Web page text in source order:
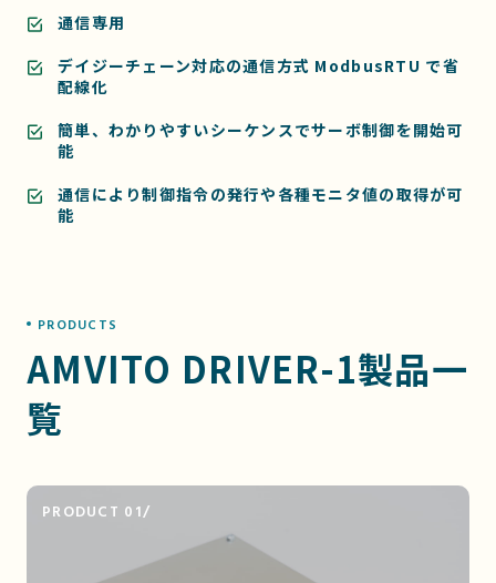
通信専用
デイジーチェーン対応の通信方式 ModbusRTU で省
配線化
簡単、わかりやすいシーケンスでサーボ制御を開始可
能
通信により制御指令の発行や各種モニタ値の取得が可
能
PRODUCTS
AMVITO DRIVER-1製品一
覧
PRODUCT 01/